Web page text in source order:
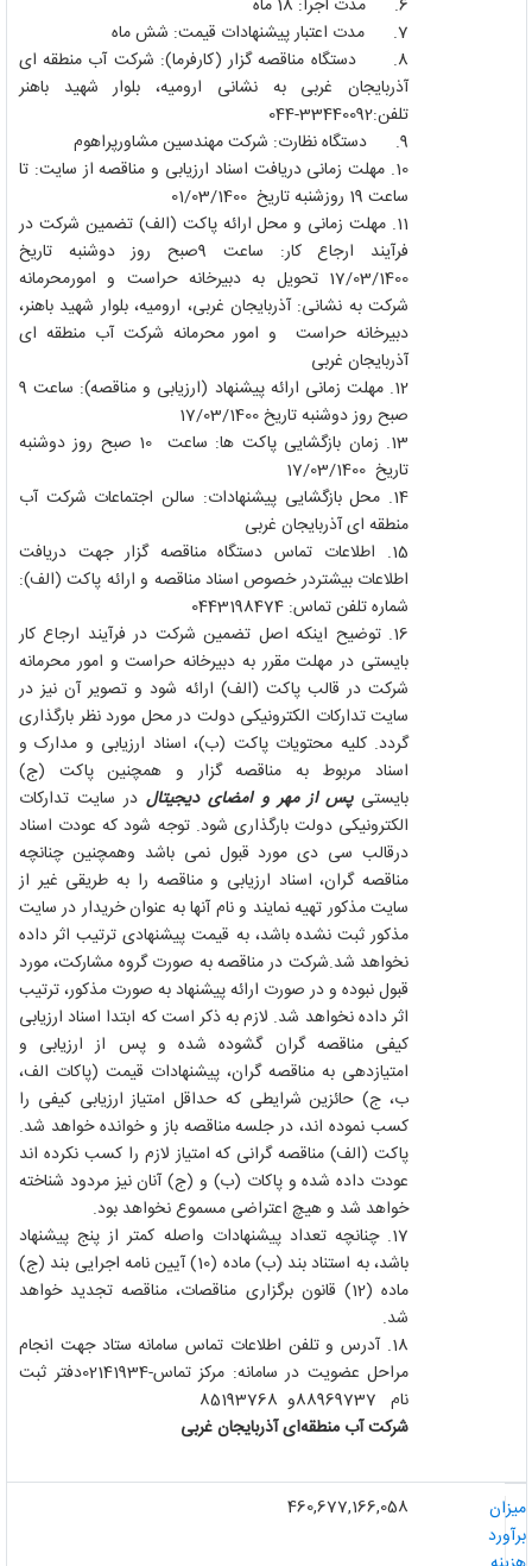
مدت اعتبار پیشنهادات قیمت: شش ماه
دستگاه مناقصه گزار (کارفرما): شرکت آب منطقه ای
آذربایجان غربی به نشانی ارومیه، بلوار شهید باهنر
تلفن:33440092-044
دستگاه نظارت: شرکت مهندسین مشاورپراهوم
10. مهلت زمانی دریافت اسناد ارزیابی و مناقصه از سایت: تا
ساعت 19 روزشنبه تاریخ
01/03/1400
مهلت زمانی و محل ارائه پاکت (الف) تضمین شرکت در
فرآیند ارجاع کار: ساعت 9صبح روز دوشنبه تاریخ
17/03/1400 تحویل به دبیرخانه حراست و امورمحرمانه
شرکت به نشانی: آذربایجان غربی، ارومیه، بلوار شهید باهنر،
دبیرخانه حراست و امور محرمانه شرکت آب منطقه ای
آذربایجان غربی
12.
مهلت زمانی ارائه پیشنهاد (ارزیابی و مناقصه): ساعت 9
صبح روز دوشنبه تاریخ 17/03/1400
13.
زمان بازگشایی پاکت ها: ساعت 10 صبح روز دوشنبه
تاریخ17/03/1400
14. محل بازگشایی پیشنهادات: سالن اجتماعات شرکت آب
منطقه ای آذربایجان غربی
15.
اطلاعات تماس دستگاه مناقصه گزار جهت دریافت
اطلاعات بیشتردر خصوص اسناد مناقصه و ارائه پاکت (الف):
شماره تلفن تماس: 0443198474
16. توضیح اینکه اصل تضمین شرکت در فرآیند ارجاع کار
بایستی در مهلت مقرر به دبیرخانه حراست و امور محرمانه
شرکت در قالب پاکت (الف) ارائه شود و تصویر آن نیز در
سایت تدارکات الکترونیکی دولت در محل مورد نظر بارگذاری
گردد. کلیه محتویات پاکت (ب)، اسناد ارزیابی و مدارک و
اسناد مربوط به مناقصه گزار و همچنین پاکت (ج)
بایستیپس از مهر و امضای دیجیتالدر سایت تدارکات
الکترونیکی دولت بارگذاری شود. توجه شود که عودت اسناد
درقالب سی دی مورد قبول نمی باشد وهمچنین چنانچه
مناقصه گران، اسناد ارزیابی و مناقصه را به طریقی غیر از
سایت مذکور تهیه نمایند و نام آنها به عنوان خریدار در سایت
مذکور ثبت نشده باشد، به قیمت پیشنهادی ترتیب اثر داده
نخواهد شد.شرکت در مناقصه به صورت گروه مشارکت، مورد
قبول نبوده و در صورت ارائه پیشنهاد به صورت مذکور، ترتیب
اثر داده نخواهد شد. لازم به ذکر است که ابتدا اسناد ارزیابی
کیفی مناقصه گران گشوده شده و پس از ارزیابی و
امتیازدهی به مناقصه گران، پیشنهادات قیمت (پاکات الف،
ب، ج) حائزین شرایطی که حداقل امتیاز ارزیابی کیفی را
کسب نموده اند، در جلسه مناقصه باز و خوانده خواهد شد.
پاکت (الف) مناقصه گرانی که امتیاز لازم را کسب نکرده اند
عودت داده شده و پاکات (ب) و (ج) آنان نیز مردود شناخته
خواهد شد و هیچ اعتراضی مسموع نخواهد بود.
17. چنانچه تعداد پیشنهادات واصله کمتر از پنج پیشنهاد
باشد، به استناد بند (ب) ماده (10) آیین نامه اجرایی بند (ج)
ماده (12) قانون برگزاری مناقصات، مناقصه تجدید خواهد
شد.
18. آدرس و تلفن اطلاعات تماس سامانه ستاد جهت انجام
مراحل عضویت در سامانه: مرکز تماس-02141934دفتر ثبت
نام 88969737و 85193768
شرکت آب منطقه‌ای آذربایجان غربی
460,677,166,058